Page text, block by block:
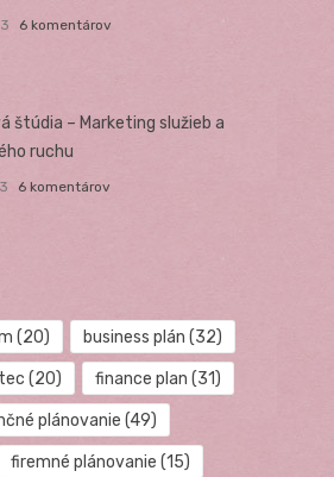
6 komentárov
štúdia – Marketing služieb a
ruchu
6 komentárov
(20) business plán (32)
(20) finance plan (31)
plánovanie (49)
firemné plánovanie (15)